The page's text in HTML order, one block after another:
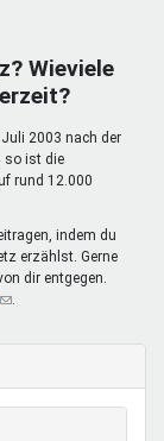
Wieviele
2003 nach der
so ist die
rund 12.000
indem du
erzählst. Gerne
dir entgegen.
(Link